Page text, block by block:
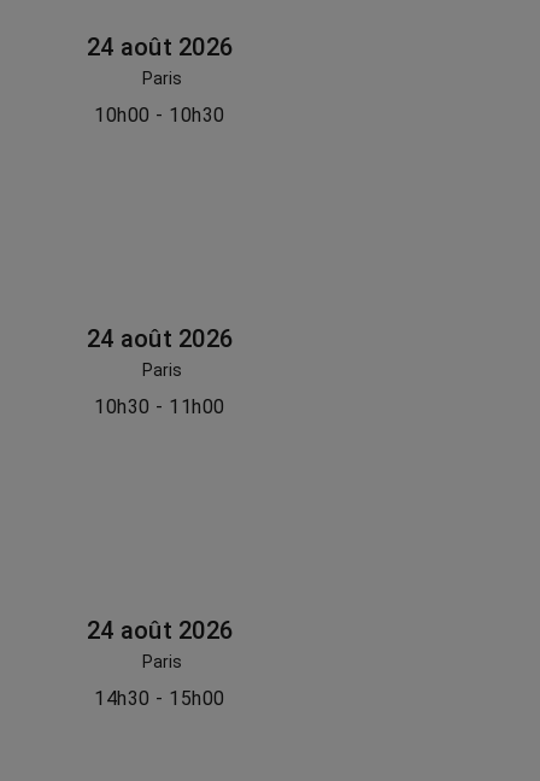
24 août 2026
Paris
10h00 - 10h30
24 août 2026
Paris
10h30 - 11h00
24 août 2026
Paris
14h30 - 15h00